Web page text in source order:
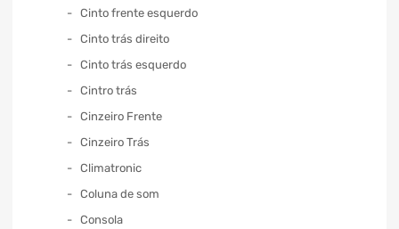
Cinto frente esquerdo
Cinto trás direito
Cinto trás esquerdo
Cintro trás
Cinzeiro Frente
Cinzeiro Trás
Climatronic
Coluna de som
Consola